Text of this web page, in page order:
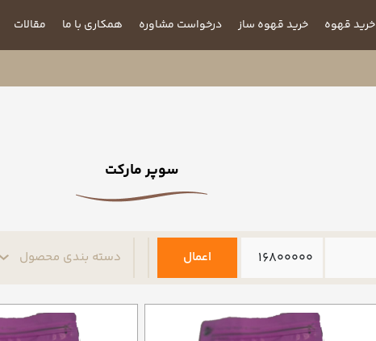
خرید قهوه خرید قهوه ساز درخواست مشاوره همکاری با ما مقالات
سوپر مارکت
اعمال دسته بندی محصول